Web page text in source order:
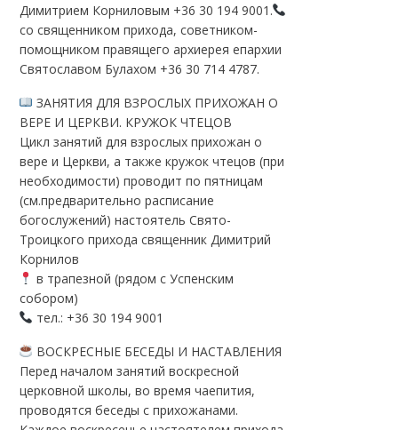
Димитрием Корниловым +36 30 194 9001.
со священником прихода, советником-
помощником правящего архиерея епархии
Святославом Булахом +36 30 714 4787.
ЗАНЯТИЯ ДЛЯ ВЗРОСЛЫХ ПРИХОЖАН О
ВЕРЕ И ЦЕРКВИ. КРУЖОК ЧТЕЦОВ
Цикл занятий для взрослых прихожан о
вере и Церкви, а также кружок чтецов (при
необходимости) проводит по пятницам
(см.предварительно расписание
богослужений) настоятель Свято-
Троицкого прихода священник Димитрий
Корнилов
в трапезной (рядом с Успенским
собором)
тел.: +36 30 194 9001
ВОСКРЕСНЫЕ БЕСЕДЫ И НАСТАВЛЕНИЯ
Перед началом занятий воскресной
церковной школы, во время чаепития,
проводятся беседы с прихожанами.